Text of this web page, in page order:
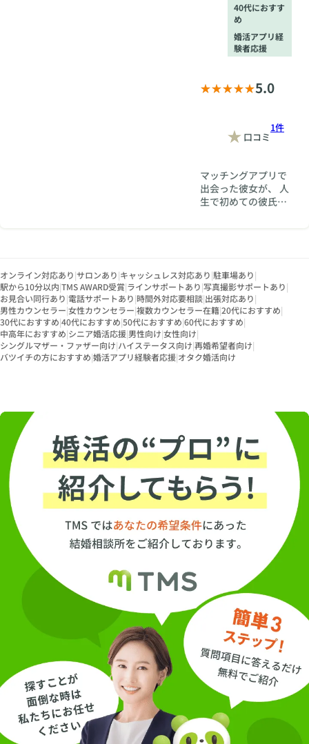
40代におすす
め
婚活アプリ経
験者応援
5.0
口コミ
1件
マッチングアプリで
出会った彼女が、 人
生で初めての彼氏と
まして。 縁結びサロ
ンあかり代表の河井
です。 このサロン
は、Instagramで
をいただいてきた夫
婦が運営していま
オンライン対応あり|サロンあり|キャッシュレス対応あり|駐車場あり|
駅から10分以内|TMS AWARD受賞|ラインサポートあり|写真撮影サポートあり|
お見合い同行あり|電話サポートあり|時間外対応要相談|出張対応あり|
男性カウンセラー|女性カウンセラー|複数カウンセラー在籍|20代におすすめ|
30代におすすめ|40代におすすめ|50代におすすめ|60代におすすめ|
中高年におすすめ|シニア婚活応援|男性向け|女性向け|
シングルマザー・ファザー向け|ハイステータス向け|再婚希望者向け|
バツイチの方におすすめ|婚活アプリ経験者応援|オタク婚活向け